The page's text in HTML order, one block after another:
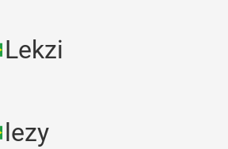
Lekzi
lezy